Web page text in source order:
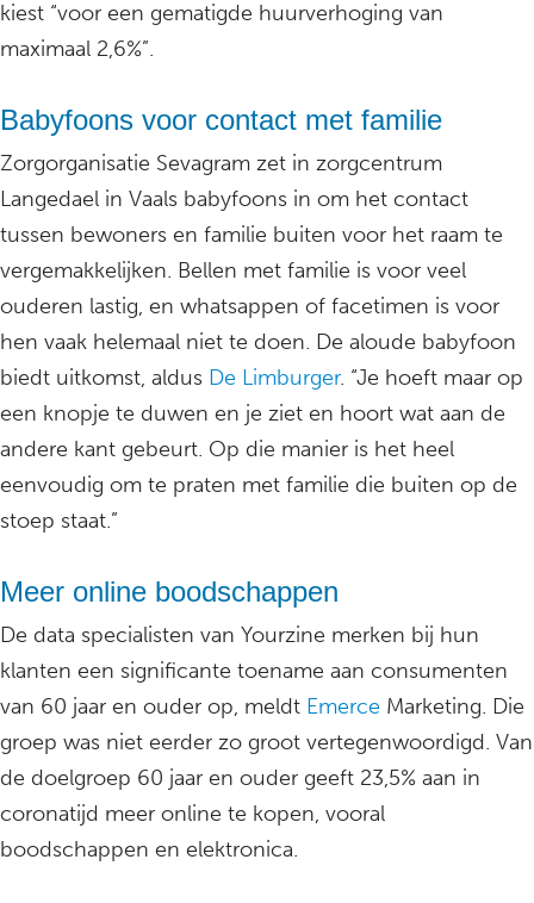
kiest “voor een gematigde huurverhoging van
maximaal 2,6%”.
Babyfoons voor contact met familie
Zorgorganisatie Sevagram zet in zorgcentrum
Langedael in Vaals babyfoons in om het contact
tussen bewoners en familie buiten voor het raam te
vergemakkelijken. Bellen met familie is voor veel
ouderen lastig, en whatsappen of facetimen is voor
hen vaak helemaal niet te doen. De aloude babyfoon
biedt uitkomst, aldus De Limburger. “Je hoeft maar op
een knopje te duwen en je ziet en hoort wat aan de
andere kant gebeurt. Op die manier is het heel
eenvoudig om te praten met familie die buiten op de
stoep staat.”
Meer online boodschappen
De data specialisten van Yourzine merken bij hun
klanten een significante toename aan consumenten
van 60 jaar en ouder op, meldt Emerce Marketing. Die
groep was niet eerder zo groot vertegenwoordigd. Van
de doelgroep 60 jaar en ouder geeft 23,5% aan in
coronatijd meer online te kopen, vooral
boodschappen en elektronica.